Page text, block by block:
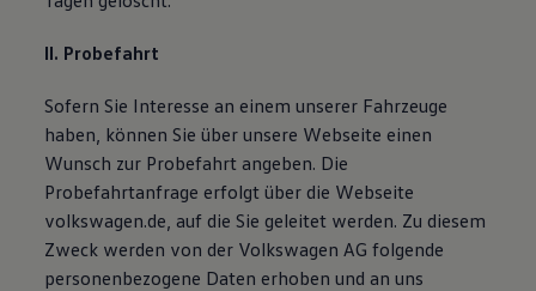
II. Probefahrt
Sofern Sie Interesse an einem unserer Fahrzeuge
haben, können Sie über unsere Webseite einen
Wunsch zur Probefahrt angeben. Die
Probefahrtanfrage erfolgt über die Webseite
volkswagen.de, auf die Sie geleitet werden. Zu diesem
Zweck werden von der Volkswagen AG folgende
personenbezogene Daten erhoben und an uns